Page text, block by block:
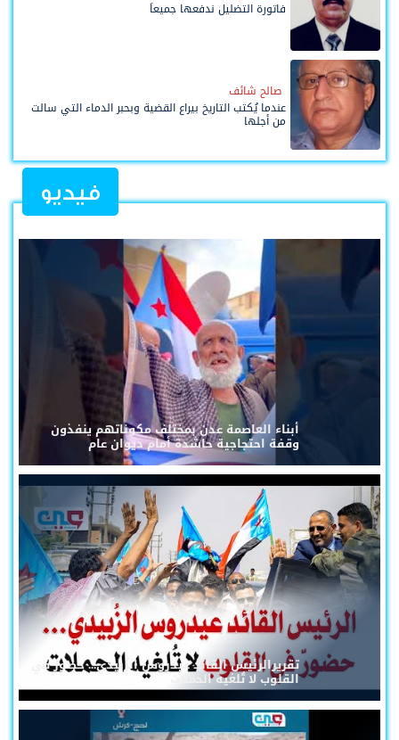
فاتورة التضليل ندفعها جميعاً
صالح شائف
عندما يُكتب التاريخ بيراع القضية وبحبر الدماء التي سالت
من أجلها
فيديو
أبناء العاصمة عدن بمختلف مكوناتهم ينفذون
وقفة احتجاجية حاشدة أمام ديوان عام
تقريرالرئيس القائد عيدروس الزُبيدي... حضورٌ في
القلوب لا تُلغيه الحملات